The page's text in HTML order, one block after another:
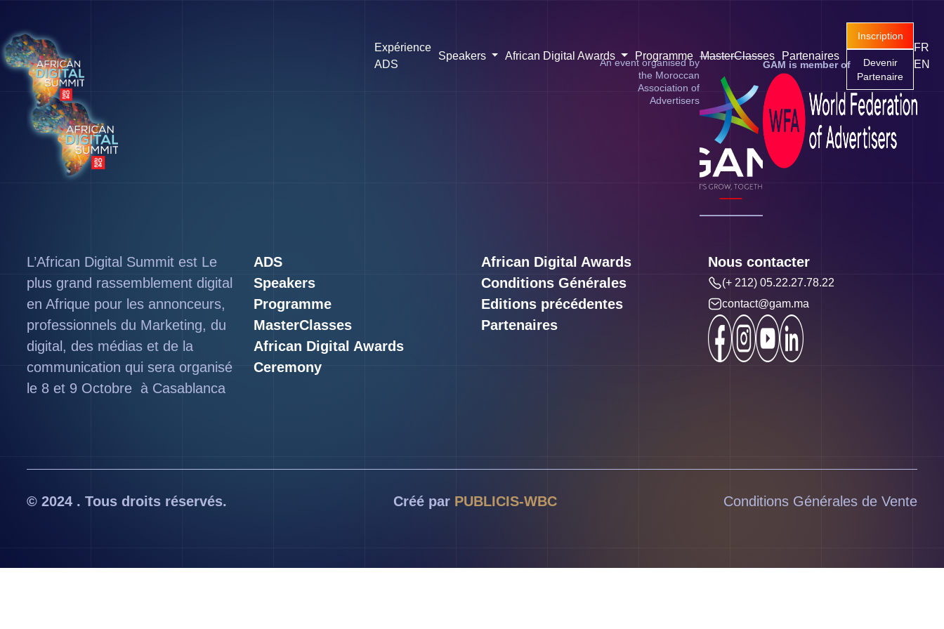
Inscription
Devenir
Partenaire
FR
EN
Expérience
ADS
Speakers African Digital Awards Programme MasterClasses Partenaires
An event organised by
the Moroccan
Association of
Advertisers
GAM is member of
L’African Digital Summit est Le
plus grand rassemblement digital
en Afrique pour les annonceurs,
professionnels du Marketing, du
digital, des médias et de la
communication qui sera organisé
le 8 et 9 Octobre à Casablanca
ADS
Speakers
Programme
MasterClasses
African Digital Awards
Ceremony
African Digital Awards
Conditions Générales
Editions précédentes
Partenaires
Nous contacter
(+ 212) 05.22.27.78.22
contact@gam.ma
© 2024 . Tous droits réservés. Créé par PUBLICIS-WBC Conditions Générales de Vente